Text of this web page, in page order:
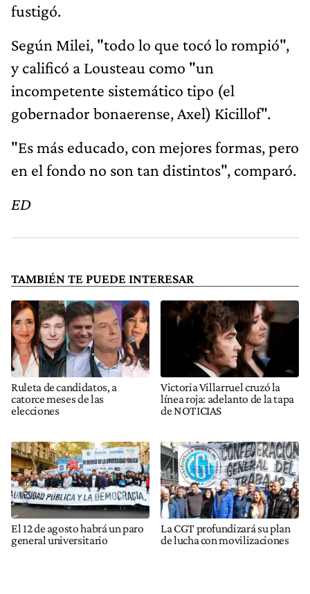
fustigó.
Según Milei, "todo lo que tocó lo rompió",
y calificó a Lousteau como "un
incompetente sistemático tipo (el
gobernador bonaerense, Axel) Kicillof".
"Es más educado, con mejores formas, pero
en el fondo no son tan distintos", comparó.
ED
TAMBIÉN TE PUEDE INTERESAR
Ruleta de candidatos, a
catorce meses de las
elecciones
Victoria Villarruel cruzó la
línea roja: adelanto de la tapa
de NOTICIAS
El 12 de agosto habrá un paro
general universitario
La CGT profundizará su plan
de lucha con movilizaciones